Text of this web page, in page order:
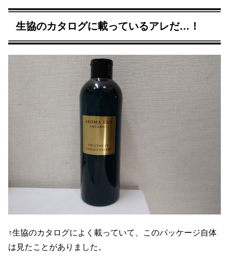
生協のカタログに載っているアレだ…！
↑生協のカタログによく載っていて、このパッケージ自体
は見たことがありました。